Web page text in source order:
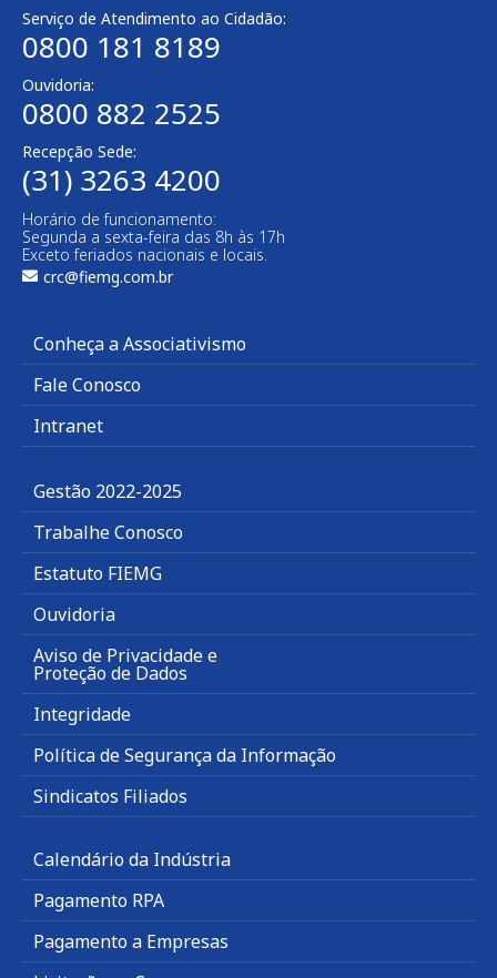
Serviço de Atendimento ao Cidadão:
0800 181 8189
Ouvidoria:
0800 882 2525
Recepção Sede:
(31) 3263 4200
Horário de funcionamento:
Segunda a sexta-feira das 8h às 17h
Exceto feriados nacionais e locais.
crc@fiemg.com.br
Conheça a Associativismo
Fale Conosco
Intranet
Gestão 2022-2025
Trabalhe Conosco
Estatuto FIEMG
Ouvidoria
Aviso de Privacidade e
Proteção de Dados
Integridade
Política de Segurança da Informação
Sindicatos Filiados
Calendário da Indústria
Pagamento RPA
Pagamento a Empresas